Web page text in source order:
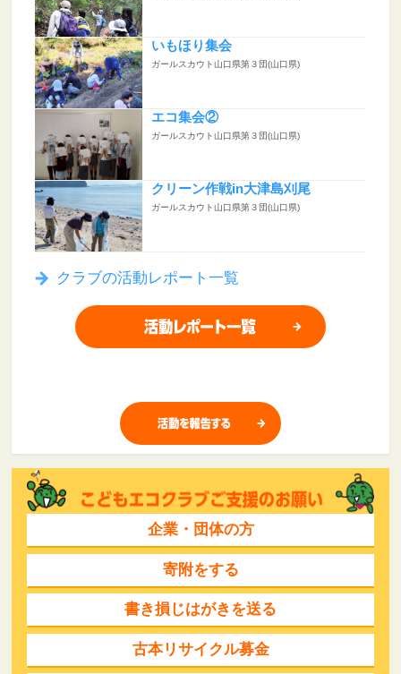
いもほり集会
ガールスカウト山口県第３団(山口県)
エコ集会②
ガールスカウト山口県第３団(山口県)
クリーン作戦in大津島刈尾
ガールスカウト山口県第３団(山口県)
クラブの活動レポート一覧
企業・団体の方
寄附をする
書き損じはがきを送る
古本リサイクル募金